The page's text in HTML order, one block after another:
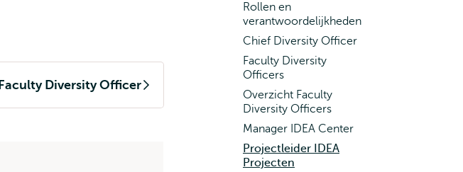
Faculty Diversity Officer
Rollen en
verantwoordelijkheden
Chief Diversity Officer
Faculty Diversity
Officers
Overzicht Faculty
Diversity Officers
Manager IDEA Center
Projectleider IDEA
Projecten